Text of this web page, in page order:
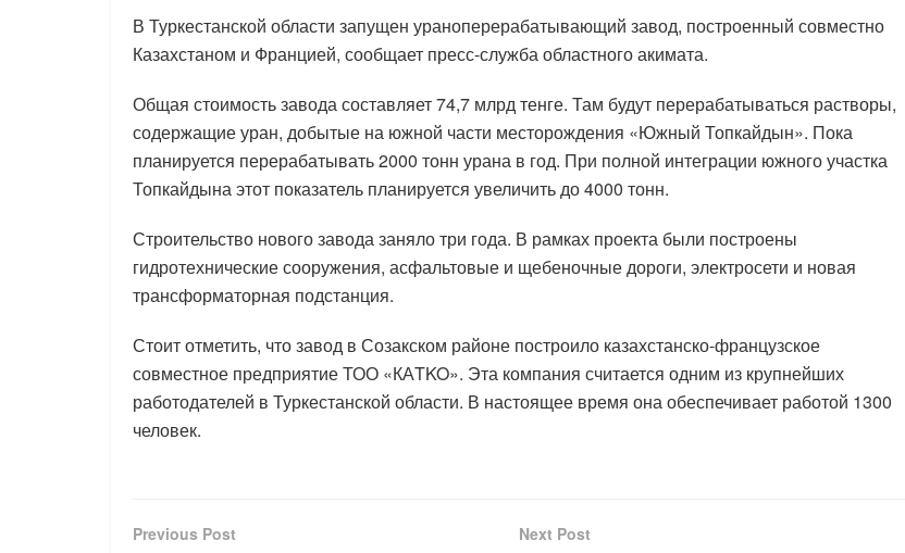
В Туркестанской области запущен ураноперерабатывающий завод, построенный совместно
Казахстаном и Францией, сообщает пресс-служба областного акимата.
Общая стоимость завода составляет 74,7 млрд тенге. Там будут перерабатываться растворы,
содержащие уран, добытые на южной части месторождения «Южный Топкайдын». Пока
планируется перерабатывать 2000 тонн урана в год. При полной интеграции южного участка
Топкайдына этот показатель планируется увеличить до 4000 тонн.
Строительство нового завода заняло три года. В рамках проекта были построены
гидротехнические сооружения, асфальтовые и щебеночные дороги, электросети и новая
трансформаторная подстанция.
Стоит отметить, что завод в Созакском районе построило казахстанско-французское
совместное предприятие ТОО «КАTKO». Эта компания считается одним из крупнейших
работодателей в Туркестанской области. В настоящее время она обеспечивает работой 1300
человек.
Previous Post Next Post